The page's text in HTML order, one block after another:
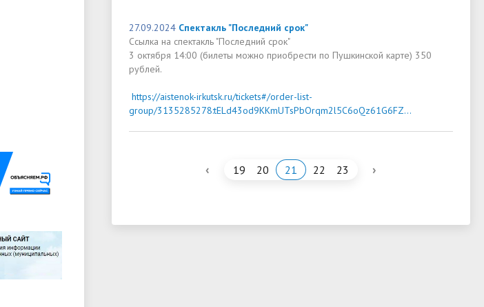
27.09.2024 Cпектакль "Последний срок"
Ссылка на спектакль "Последний срок"
3 октября 14:00 (билеты можно приобрести по Пушкинской карте) 350
рублей.
https://aistenok-irkutsk.ru/tickets#/order-list-
group/3135285278:tELd43od9KKmUTsPbOrqm2l5C6oQz61G6FZ...
‹ 19 20 21 22 23 ›